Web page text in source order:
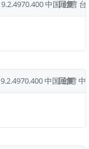
回复
中国 台湾
回复
中国 台湾 中